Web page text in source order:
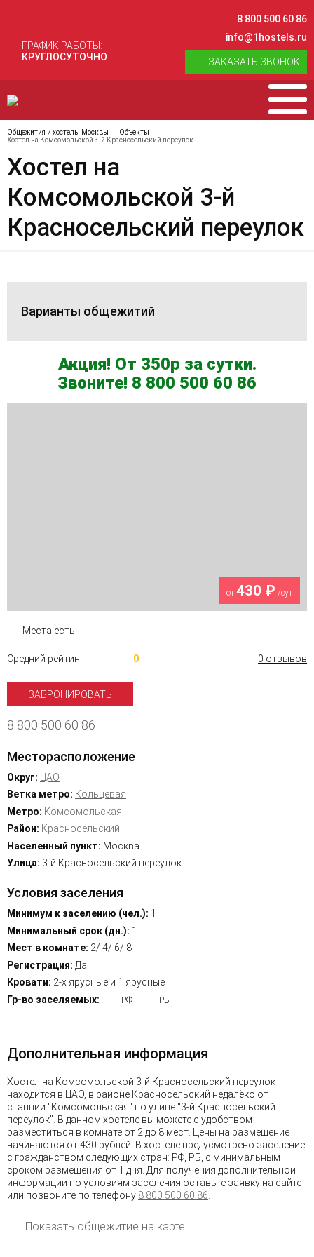
ГРАФИК РАБОТЫ:
КРУГЛОСУТОЧНО
8 800 500 60 86
info@1hostels.ru
ЗАКАЗАТЬ ЗВОНОК
Общежития и хостелы Москвы
Объекты
Хостел на Комсомольской 3-й Красносельский переулок
Хостел на
Комсомольской 3-й
Красносельский переулок
Варианты общежитий
Акция! От 350р за сутки.
Звоните! 8 800 500 60 86
от430 ₽ /сут
Места есть
Средний рейтинг 0 0 отзывов
ЗАБРОНИРОВАТЬ
8 800 500 60 86
Месторасположение
Округ:
ЦАО
Ветка метро: Кольцевая
Метро: Комсомольская
Район: Красносельский
Населенный пункт: Москва
Улица: 3-й Красносельский переулок
Условия заселения
Минимум к заселению (чел.): 1
Минимальный срок (дн.): 1
Мест в комнате: 2/ 4/ 6/ 8
Регистрация: Да
Кровати: 2-х ярусные и 1 ярусные
Гр-во заселяемых:
РФ РБ
Дополнительная информация
Хостел на Комсомольской 3-й Красносельский переулок
находится в ЦАО, в районе Красносельский недалёко от
станции "Комсомольская" по улице "3-й Красносельский
переулок". В данном хостеле вы можете с удобством
разместиться в комнате от 2 до 8 мест. Цены на размещение
начинаются от 430 рублей. В хостеле предусмотрено заселение
с гражданством следующих стран: РФ, РБ, с минимальным
сроком размещения от 1 дня. Для получения дополнительной
информации по условиям заселения оставьте заявку на сайте
или позвоните по телефону 8 800 500 60 86
Показать общежитие на карте